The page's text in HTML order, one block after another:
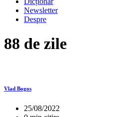
Newsletter
Despre
88 de zile
Vlad Bogos
25/08/2022